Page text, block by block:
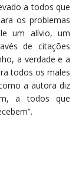
a todos que
os problemas
um alívio, um
de citações
a verdade e a
todos os males
a autora diz
a todos que